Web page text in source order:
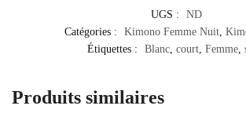
UGS :
ND
Catégories :
Kimono Femme Nuit,
Étiquettes :
Blanc, court, Femme,
Produits similaires